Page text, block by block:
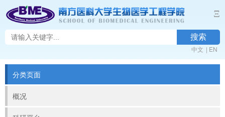
Ξ
搜索
中文 | EN
分类页面
概况